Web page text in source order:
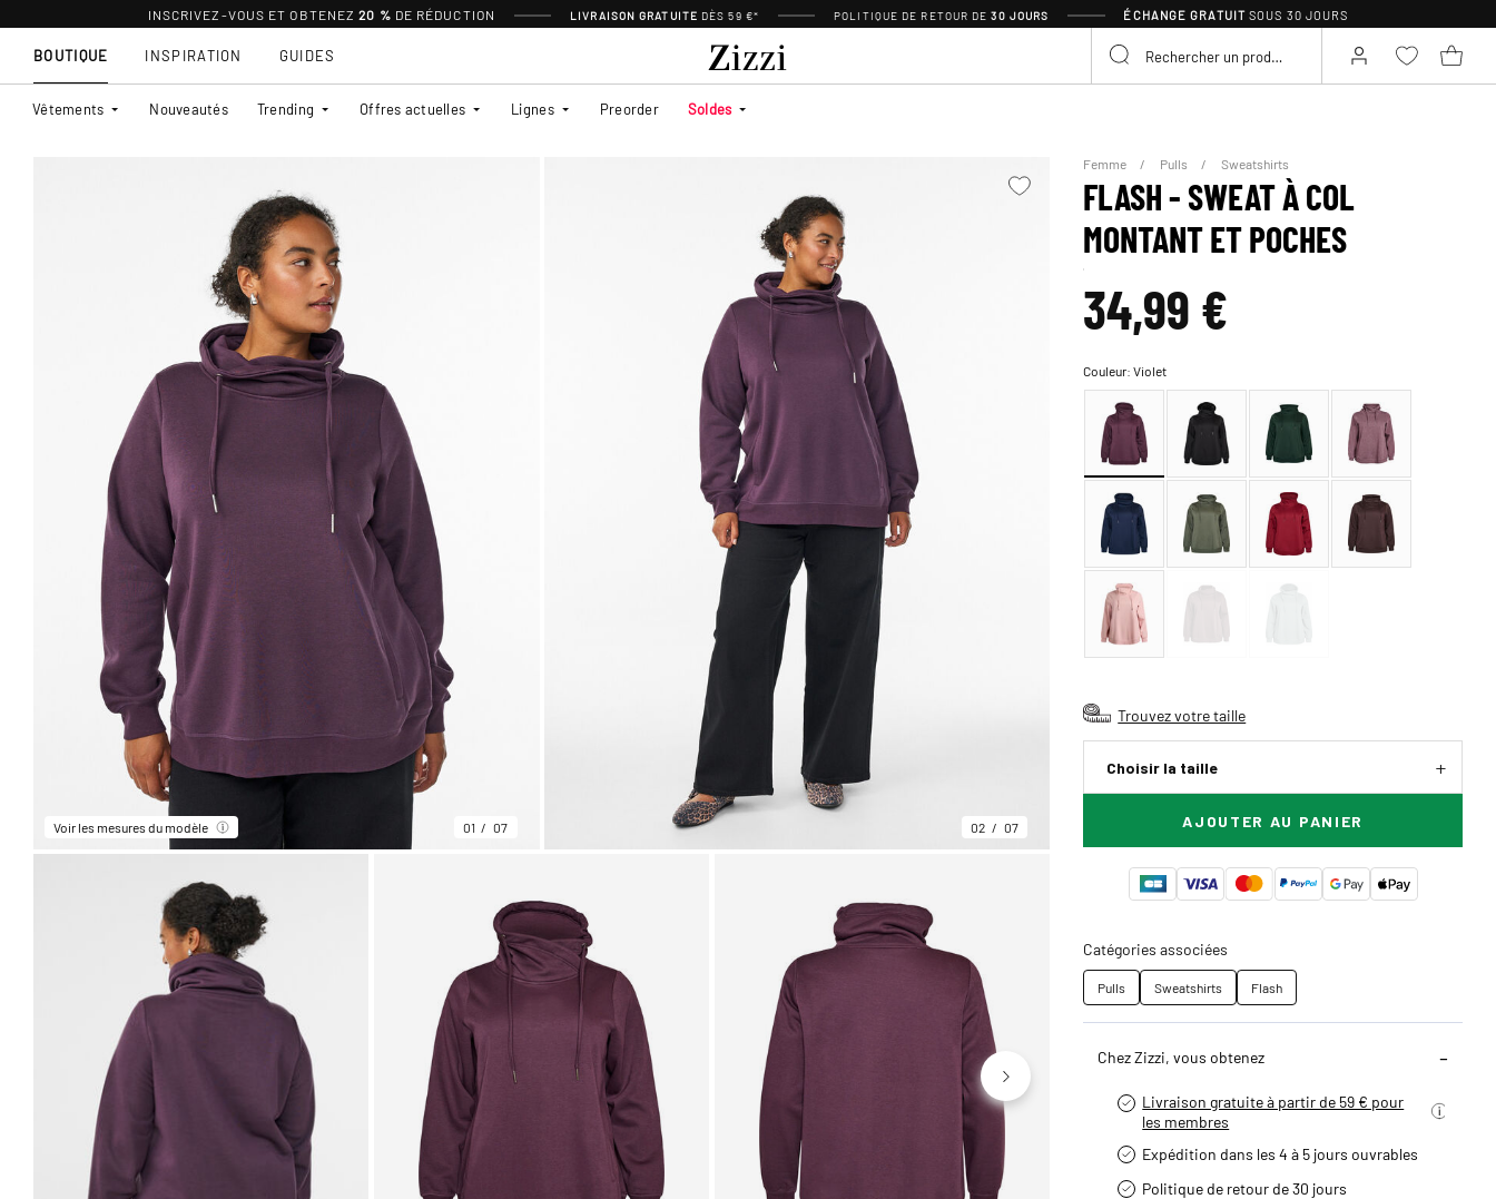
INSCRIVEZ-VOUS ET OBTENEZ 20 % DE RÉDUCTION LIVRAISON GRATUITE DÈS 59 €* POLITIQUE DE RETOUR DE30 JOURS ÉCHANGE GRATUITSOUS 30 JOURS
BOUTIQUE
Vêtements Nouveautés Trending Offres actuelles Lignes Preorder Soldes
INSPIRATION GUIDES
Voir les mesures du modèle 01 07 02 07
Femme Pulls Sweatshirts
FLASH - SWEAT À COL
MONTANT ET POCHES
34,99 €
Couleur:Violet
Trouvez votre taille
Choisir la taille
AJOUTER AU PANIER
Catégories associées
Pulls Sweatshirts Flash
Chez Zizzi, vous obtenez
Livraison gratuite à partir de 59 € pour
les membres
Expédition dans les 4 à 5 jours ouvrables
Politique de retour de 30 jours